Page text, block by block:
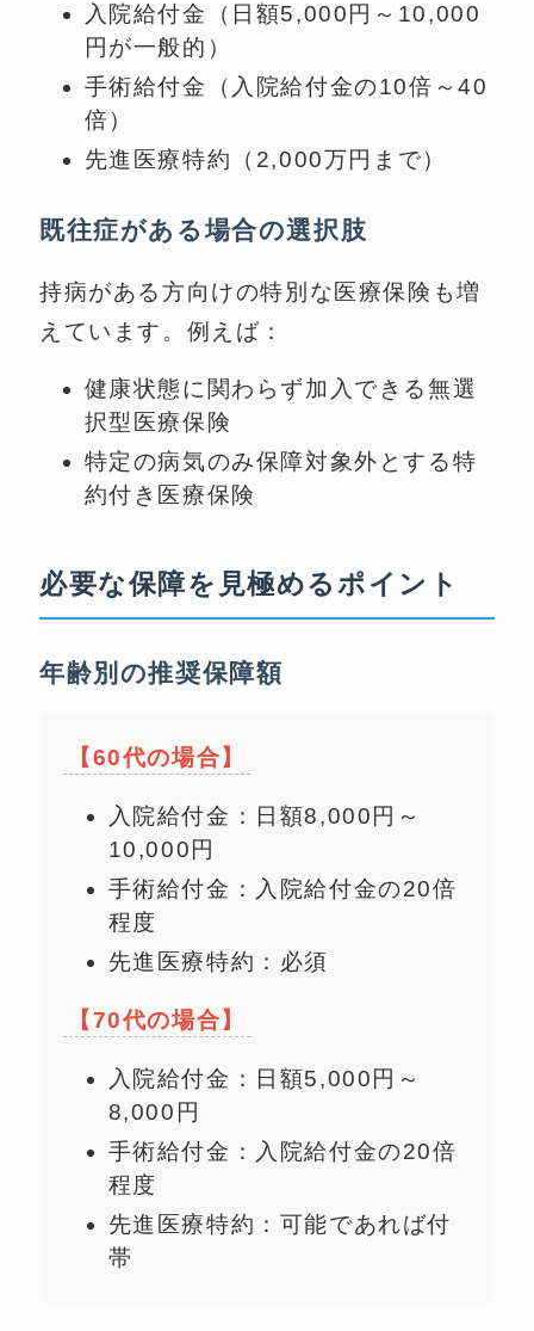
入院給付金（日額5,000円～10,000
円が一般的）
手術給付金（入院給付金の10倍～40
倍）
先進医療特約（2,000万円まで）
既往症がある場合の選択肢
持病がある方向けの特別な医療保険も増
えています。例えば：
健康状態に関わらず加入できる無選
択型医療保険
特定の病気のみ保障対象外とする特
約付き医療保険
必要な保障を見極めるポイント
年齢別の推奨保障額
【60代の場合】
入院給付金：日額8,000円～
10,000円
手術給付金：入院給付金の20倍
程度
先進医療特約：必須
【70代の場合】
入院給付金：日額5,000円～
8,000円
手術給付金：入院給付金の20倍
程度
先進医療特約：可能であれば付
帯